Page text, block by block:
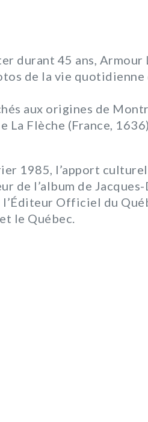
durant 45 ans,
de la vie
aux origines de
Flèche (France,
1985, l’apport
de l’album de Jacques-
Officiel du
le Québec.